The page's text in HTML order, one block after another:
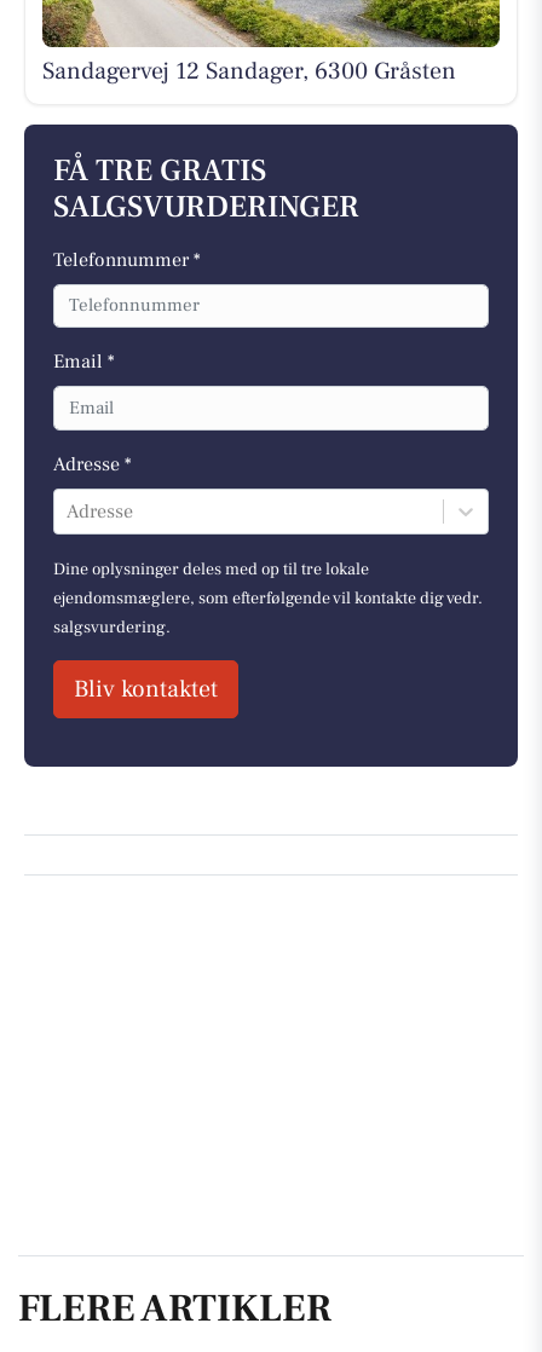
Sandagervej 12 Sandager, 6300 Gråsten
FÅ TRE GRATIS
SALGSVURDERINGER
Telefonnummer *
Email *
Adresse *
Adresse
Dine oplysninger deles med op til tre lokale
ejendomsmæglere, som efterfølgende vil kontakte dig vedr.
salgsvurdering.
Bliv kontaktet
FLERE ARTIKLER